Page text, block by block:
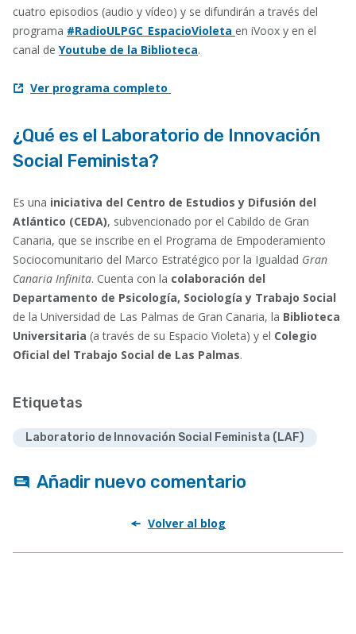
cuatro episodios (audio y vídeo) y se difundirán a través del
programa #RadioULPGC_EspacioVioleta en iVoox y en el
canal de Youtube de la Biblioteca.
Ver programa completo
¿Qué es el Laboratorio de Innovación
Social Feminista?
Es una iniciativa del Centro de Estudios y Difusión del
Atlántico (CEDA), subvencionado por el Cabildo de Gran
Canaria, que se inscribe en el Programa de Empoderamiento
Sociocomunitario del Marco Estratégico por la Igualdad Gran
Canaria Infinita. Cuenta con la colaboración del
Departamento de Psicología, Sociología y Trabajo Social
de la Universidad de Las Palmas de Gran Canaria, la Biblioteca
Universitaria (a través de su Espacio Violeta) y el Colegio
Oficial del Trabajo Social de Las Palmas.
Etiquetas
Laboratorio de Innovación Social Feminista (LAF)
Añadir nuevo comentario
Volver al blog